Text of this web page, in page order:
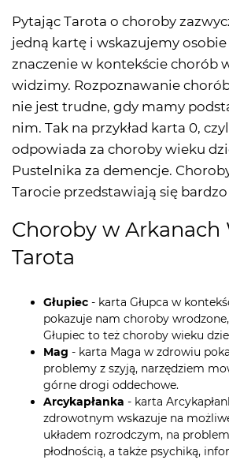
Pytając Tarota o choroby
jedną kartę i wskazujemy
znaczenie w kontekście chorób
widzimy. Rozpoznawanie
nie jest trudne, gdy mamy
nim. Tak na przykład karta 0,
odpowiada za choroby wieku
Pustelnika za demencje.
Tarocie przedstawiają się
Choroby w Arkanach
Tarota
Głupiec - karta Głupca w
pokazuje nam choroby
Głupiec to też choroby wieku
Mag - karta Maga w zdrowiu
problemy z szyją, narzędziem
górne drogi oddechowe.
Arcykapłanka - karta
zdrowotnym wskazuje na
układem rozrodczym, na
płodnością, a także psychiką,